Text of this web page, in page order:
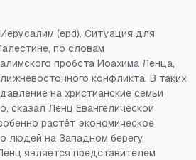
(epd). Ситуация для
по словам
пробста Иоахима Ленца,
конфликта. В таких
на христианские семьи
сказал Ленц Евангелической
растёт экономическое
людей на Западном берегу
является представителем